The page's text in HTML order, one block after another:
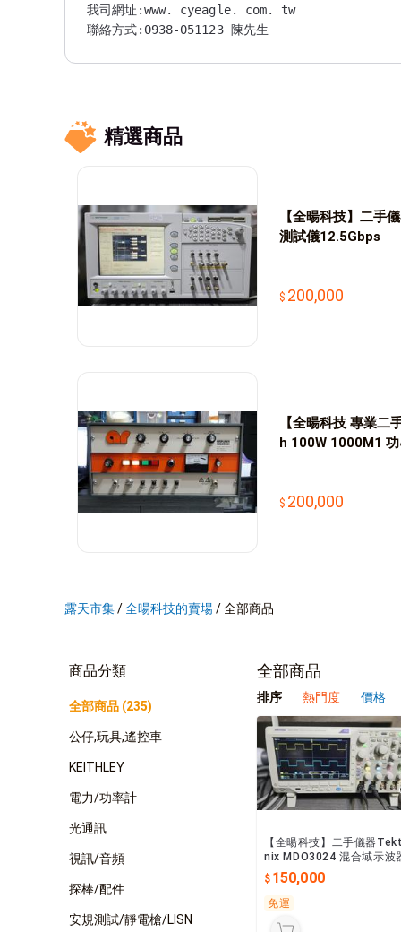
我司網址:www. cyeagle. com. tw
聯絡方式:0938-051123 陳先生
精選商品
【全暘科技】二手
測試儀12.5Gbps
200,000
【全暘科技 專業
h 100W 1000M1
200,000
露天市集/全暘科技的賣場/全部商品
商品分類
全部商品 (235)
公仔,玩具,遙控車
KEITHLEY
電力/功率計
光通訊
視訊/音頻
探棒/配件
安規測試/靜電槍/LISN
全部商品
排序 熱門度 價格
【全暘科技】二手儀器
nix MDO3024 混合域示波
150,000
免運